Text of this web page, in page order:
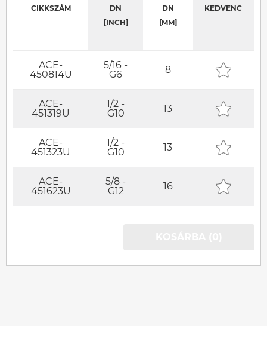
CIKKSZÁM
DN
[INCH]
DN
[MM]
KEDVENC
ACE-
450814U
5/16 -
G6
8
ACE-
451319U
1/2 -
G10
13
ACE-
451323U
1/2 -
G10
13
ACE-
451623U
5/8 -
G12
16